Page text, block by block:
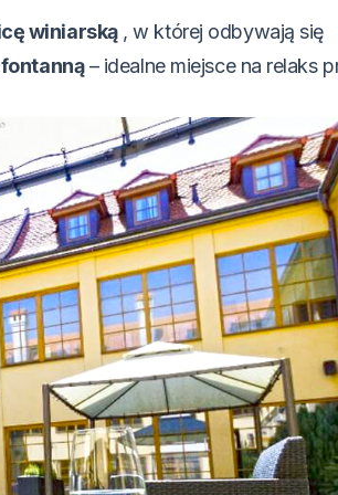
winiarską, w której odbywają się
– idealne miejsce na relaks